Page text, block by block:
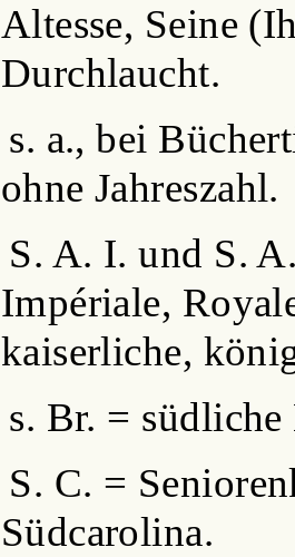
Altesse, Seine
Durchlaucht.
s. a., bei
ohne Jahreszahl.
S. A. I. und S.
Impériale,
kaiserliche,
s. Br. =
S. C. =
Südcarolina.